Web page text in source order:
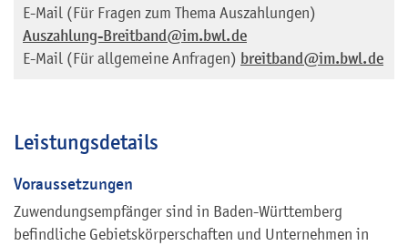
E-Mail (Für Fragen zum Thema Auszahlungen)
Auszahlung-Breitband@im.bwl.de
E-Mail (Für allgemeine Anfragen) breitband@im.bwl.de
Leistungsdetails
Voraussetzungen
Zuwendungsempfänger sind in Baden-Württemberg
befindliche Gebietskörperschaften und Unternehmen in